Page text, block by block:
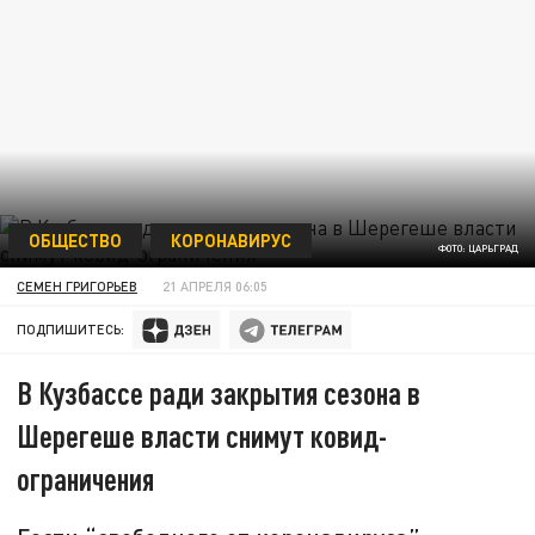
ФОТО: ЦАРЬГРАД
ОБЩЕСТВО КОРОНАВИРУС
СЕМЕН ГРИГОРЬЕВ 21 АПРЕЛЯ 06:05
ПОДПИШИТЕСЬ:
В Кузбассе ради закрытия сезона в
Шерегеше власти снимут ковид-
ограничения